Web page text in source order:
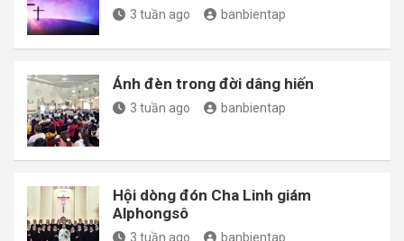
3 tuần ago banbientap
Ánh đèn trong đời dâng hiến
3 tuần ago banbientap
Hội dòng đón Cha Linh giám
Alphongsô
3 tuần ago banbientap